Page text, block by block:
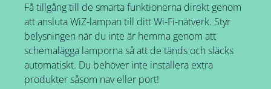
Få tillgång till de smarta funktionerna direkt genom
att ansluta WiZ-lampan till ditt Wi-Fi-nätverk. Styr
belysningen när du inte är hemma genom att
schemalägga lamporna så att de tänds och släcks
automatiskt. Du behöver inte installera extra
produkter såsom nav eller port!